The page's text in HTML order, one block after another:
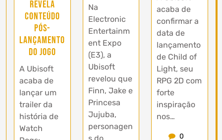
revela
conteúdo
pós-
lançamento
do jogo
A Ubisoft
acaba de
lançar um
trailer da
história de
Watch
Na
Electronic
Entertainm
ent Expo
(E3), a
Ubisoft
revelou que
Finn, Jake e
Princesa
Jujuba,
personagen
acaba de
confirmar a
data de
lançamento
de Child of
Light, seu
RPG 2D com
forte
inspiração
nos…
0